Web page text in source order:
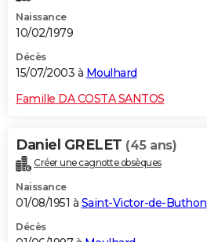
Naissance
10/02/1979
Décès
15/07/2003 à Moulhard
Famille DA COSTA SANTOS
Daniel GRELET (45 ans)
Créer une cagnotte obsèques
Naissance
01/08/1951 à Saint-Victor-de-Buthon
Décès